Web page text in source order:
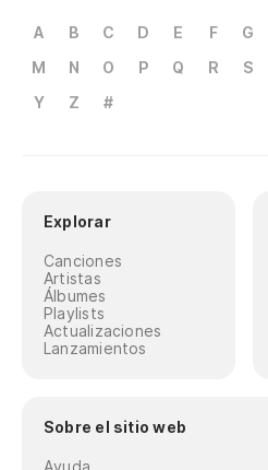
A B C D E F G
M
N O P Q R S
Y
Z #
Explorar
Canciones
Artistas
Álbumes
Playlists
Actualizaciones
Lanzamientos
Sobre el sitio web